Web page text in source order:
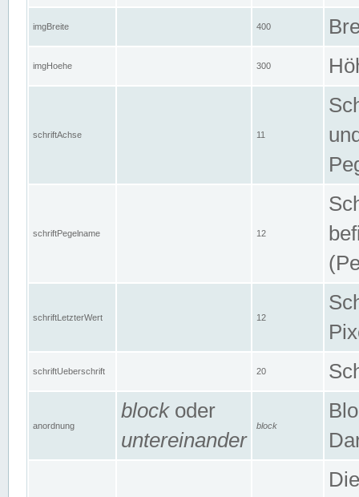
imgBreite 400
imgHoehe 300
schriftAchse 11
schriftPegelname 12
schriftLetzterWert 12
schriftUeberschrift 20
anordnung
blockoder
untereinander
block